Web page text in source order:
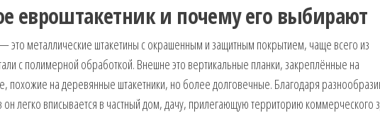
евроштакетник и почему его выбирают
это металлические штакетины с окрашенным и защитным покрытием, чаще всего из
с полимерной обработкой. Внешне это вертикальные планки, закреплённые на
похожие на деревянные штакетники, но более долговечные. Благодаря
легко вписывается в частный дом, дачу, прилегающую территорию коммерческого